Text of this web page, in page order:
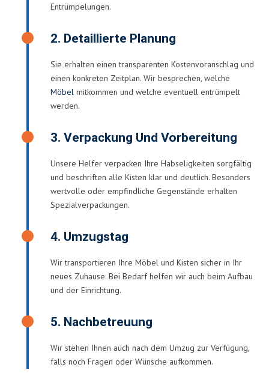
Entrümpelungen.
2. Detaillierte Planung
Sie erhalten einen transparenten Kostenvoranschlag und
einen konkreten Zeitplan. Wir besprechen, welche
Möbel mitkommen und welche eventuell entrümpelt
werden.
3. Verpackung Und Vorbereitung
Unsere Helfer verpacken Ihre Habseligkeiten sorgfältig
und beschriften alle Kisten klar und deutlich. Besonders
wertvolle oder empfindliche Gegenstände erhalten
Spezialverpackungen.
4. Umzugstag
Wir transportieren Ihre Möbel und Kisten sicher in Ihr
neues Zuhause. Bei Bedarf helfen wir auch beim Aufbau
und der Einrichtung.
5. Nachbetreuung
Wir stehen Ihnen auch nach dem Umzug zur Verfügung,
falls noch Fragen oder Wünsche aufkommen.